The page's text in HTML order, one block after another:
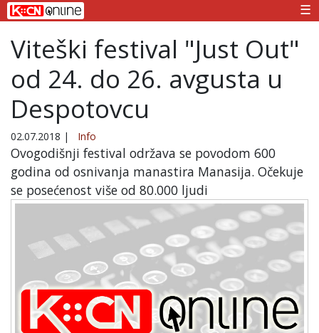
☰
Viteški festival "Just Out"
od 24. do 26. avgusta u
Despotovcu
02.07.2018 | Info
Ovogodišnji festival održava se povodom 600
godina od osnivanja manastira Manasija. Očekuje
se posećenost više od 80.000 ljudi